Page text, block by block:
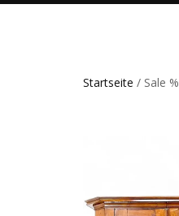
Startseite / Sale %